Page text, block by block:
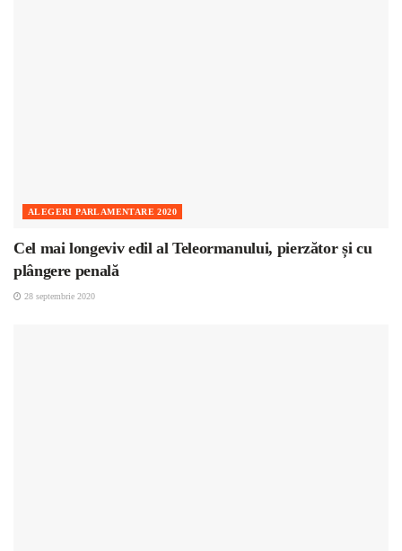
ALEGERI PARLAMENTARE 2020
Cel mai longeviv edil al Teleormanului, pierzător și cu
plângere penală
28 septembrie 2020